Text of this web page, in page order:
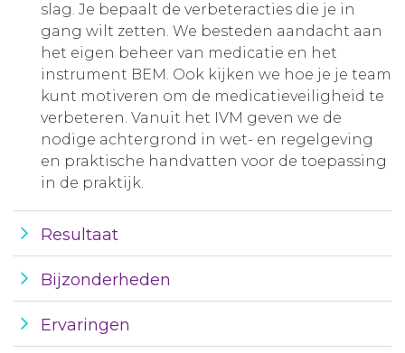
slag. Je bepaalt de verbeteracties die je in
gang wilt zetten. We besteden aandacht aan
het eigen beheer van medicatie en het
instrument BEM. Ook kijken we hoe je je team
kunt motiveren om de medicatieveiligheid te
verbeteren. Vanuit het IVM geven we de
nodige achtergrond in wet- en regelgeving
en praktische handvatten voor de toepassing
in de praktijk.
Resultaat
Bijzonderheden
Ervaringen